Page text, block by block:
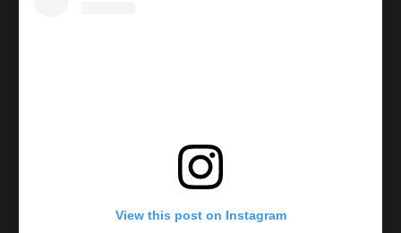
View this post on Instagram